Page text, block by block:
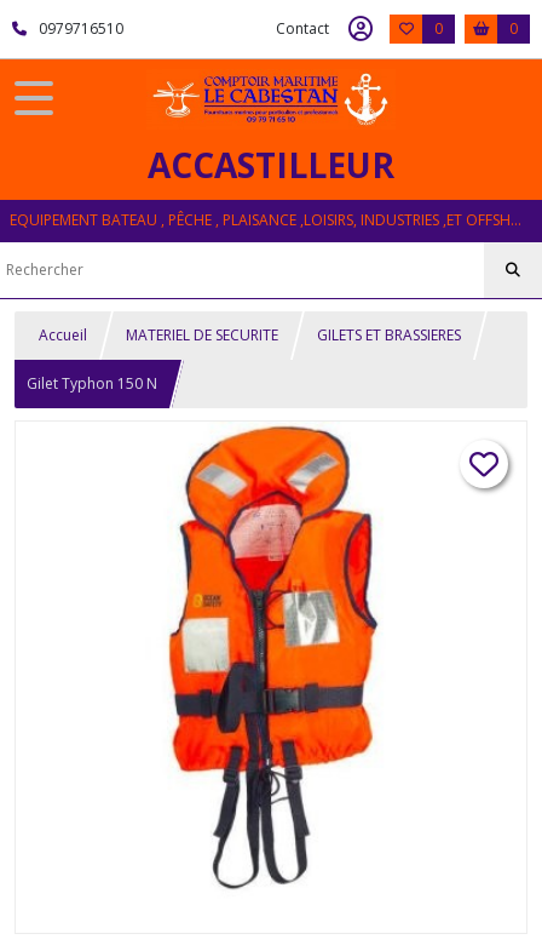
0979716510 Contact 0 0
ACCASTILLEUR
EQUIPEMENT BATEAU , PÊCHE , PLAISANCE ,LOISIRS, INDUSTRIES ,ET OFFSHORE
Accueil MATERIEL DE SECURITE GILETS ET BRASSIERES
Gilet Typhon 150 N